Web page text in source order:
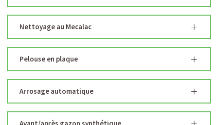
Nettoyage au Mecalac
Pelouse en plaque
Arrosage automatique